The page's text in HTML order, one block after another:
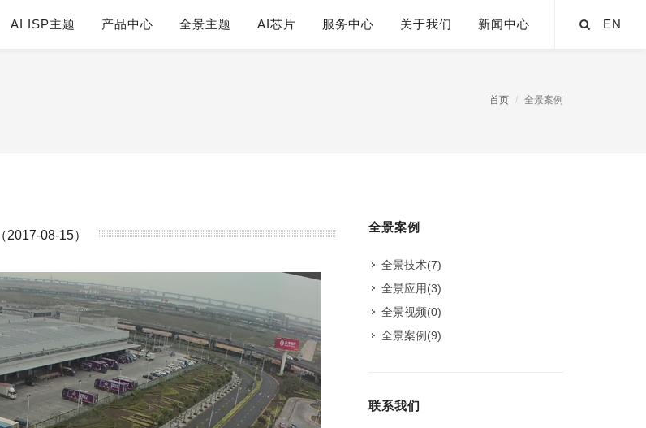
AI ISP主题 产品中心 全景主题 AI芯片 服务中心 关于我们 新闻中心 EN
首页 全景案例
（2017-08-15）
全景案例
全景技术(7)
全景应用(3)
全景视频(0)
全景案例 (9)
联系我们